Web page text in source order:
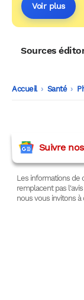
Voir plus
Sources
Accueil -
Santé -
Suivre
Les informations de
remplacent pas
nous vous invitons